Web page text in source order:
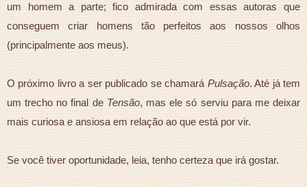
um homem a parte; fico admirada com essas autoras que
conseguem criar homens tão perfeitos aos nossos olhos
(principalmente aos meus).
O próximo livro a ser publicado se chamaráPulsação. Até já tem
um trecho no final de Tensão, mas ele só serviu para me deixar
mais curiosa e ansiosa em relação ao que está por vir.
Se você tiver oportunidade, leia, tenho certeza que irá gostar.